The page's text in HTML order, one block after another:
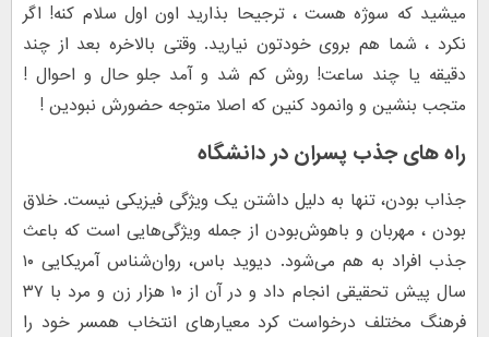
میشید که سوژه هست ، ترجیحا بذارید اون اول سلام کنه! اگر
نکرد ، شما هم بروی خودتون نیارید. وقتی بالاخره بعد از چند
دقیقه یا چند ساعت! روش کم شد و آمد جلو حال و احوال !
متجب بنشین و وانمود کنین که اصلا متوجه حضورش نبودین !
راه های جذب پسران در دانشگاه
جذاب بودن، تنها به دلیل داشتن یک ویژگی فیزیکی نیست. خلاق
بودن ، مهربان و باهوش‌بودن از جمله ویژگی‌هایی است که باعث
جذب افراد به هم می‌شود. دیوید باس، روان‌شناس آمریکایی ۱۰
سال پیش تحقیقی انجام داد و در آن از ۱۰ هزار زن و مرد با ۳۷
فرهنگ مختلف درخواست کرد معیارهای انتخاب همسر خود را